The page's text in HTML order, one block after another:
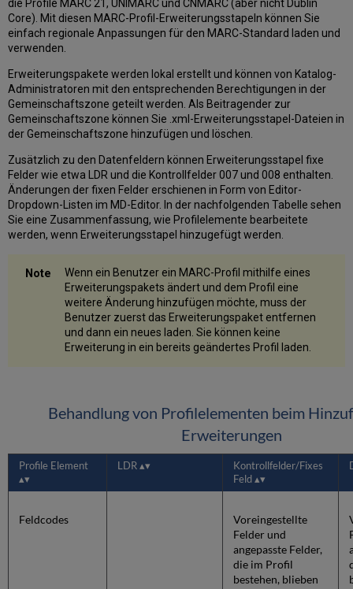
die Profile MARC 21, UNIMARC und CNMARC (aber nicht Dublin
Core). Mit diesen MARC-Profil-Erweiterungsstapeln können Sie
einfach regionale Anpassungen für den MARC-Standard laden und
verwenden.
Erweiterungspakete werden lokal erstellt und können von Katalog-
Administratoren mit den entsprechenden Berechtigungen in der
Gemeinschaftszone geteilt werden. Als Beitragender zur
Gemeinschaftszone können Sie .xml-Erweiterungsstapel-Dateien in
der Gemeinschaftszone hinzufügen und löschen.
Zusätzlich zu den Datenfeldern können Erweiterungsstapel fixe
Felder wie etwa LDR und die Kontrollfelder 007 und 008 enthalten.
Änderungen der fixen Felder erschienen in Form von Editor-
Dropdown-Listen im MD-Editor. In der nachfolgenden Tabelle sehen
Sie eine Zusammenfassung, wie Profilelemente bearbeitete
werden, wenn Erweiterungsstapel hinzugefügt werden.
Wenn ein Benutzer ein MARC-Profil mithilfe eines
Erweiterungspakets ändert und dem Profil eine
weitere Änderung hinzufügen möchte, muss der
Benutzer zuerst das Erweiterungspaket entfernen
und dann ein neues laden. Sie können keine
Erweiterung in ein bereits geändertes Profil laden.
Behandlung von Profilelementen beim
Erweiterungen
Profile Element LDR
Kontrollfelder/Fixes
Feld
Feldcodes
Voreingestellte
Felder und
angepasste Felder,
die im Profil
bestehen, blieben